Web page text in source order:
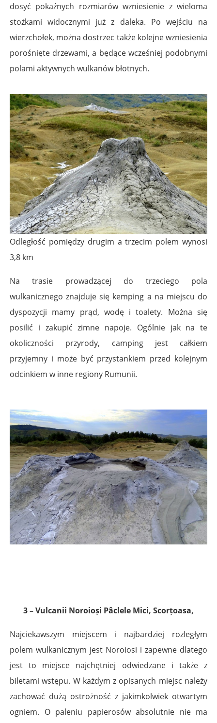
dosyć pokaźnych rozmiarów wzniesienie z wieloma
stożkami widocznymi już z daleka. Po wejściu na
wierzchołek, można dostrzec także kolejne wzniesienia
porośnięte drzewami, a będące wcześniej podobnymi
polami aktywnych wulkanów błotnych.
Odległość pomiędzy drugim a trzecim polem wynosi
3,8 km
Na trasie prowadzącej do trzeciego pola
wulkanicznego znajduje się kemping a na miejscu do
dyspozycji mamy prąd, wodę i toalety. Można się
posilić i zakupić zimne napoje. Ogólnie jak na te
okoliczności przyrody, camping jest całkiem
przyjemny i może być przystankiem przed kolejnym
odcinkiem w inne regiony Rumunii.
3 – Vulcanii Noroioși Pâclele Mici, Scorțoasa,
Najciekawszym miejscem i najbardziej rozległym
polem wulkanicznym jest Noroiosi i zapewne dlatego
jest to miejsce najchętniej odwiedzane i także z
biletami wstępu. W każdym z opisanych miejsc należy
zachować dużą ostrożność z jakimkolwiek otwartym
ogniem. O paleniu papierosów absolutnie nie ma